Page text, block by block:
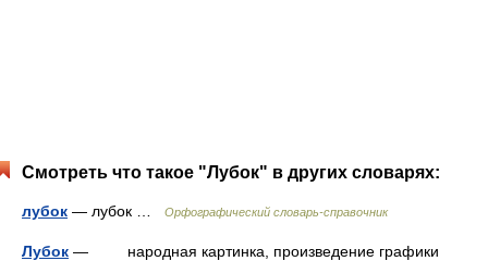
Смотреть что такое "Лубок" в других словарях:
лубок — лубок … Орфографический словарь-справочник
Лубок — народная картинка, произведение графики